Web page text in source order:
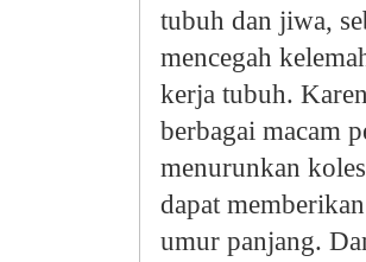
tubuh dan jiwa,
mencegah
kerja tubuh.
berbagai macam
menurunkan
dapat
umur panjang.